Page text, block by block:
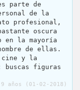
parte de
de la
profesional,
oscura
la mayoría
de ellas.
cine y la
figuras
9 años (01-02-2018)